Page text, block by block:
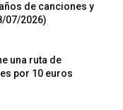
de canciones y
07/2026)
una ruta de
por 10 euros